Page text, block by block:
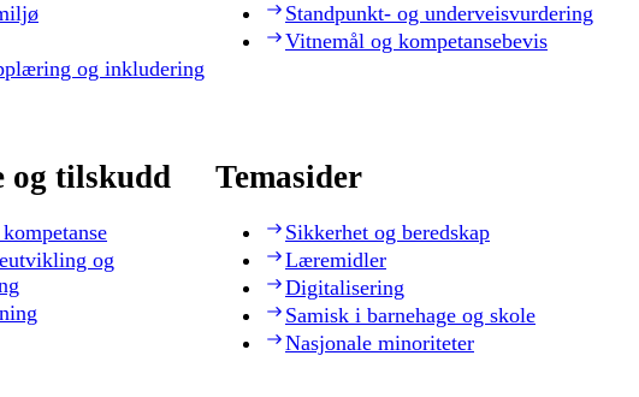
og inkludering
Standpunkt- og underveisvurdering
Vitnemål og kompetansebevis
og tilskudd
og
Temasider
Sikkerhet og beredskap
Læremidler
Digitalisering
Samisk i barnehage og skole
Nasjonale minoriteter